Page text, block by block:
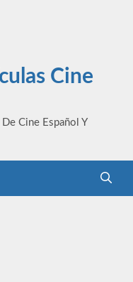
Cine
Cine Español Y